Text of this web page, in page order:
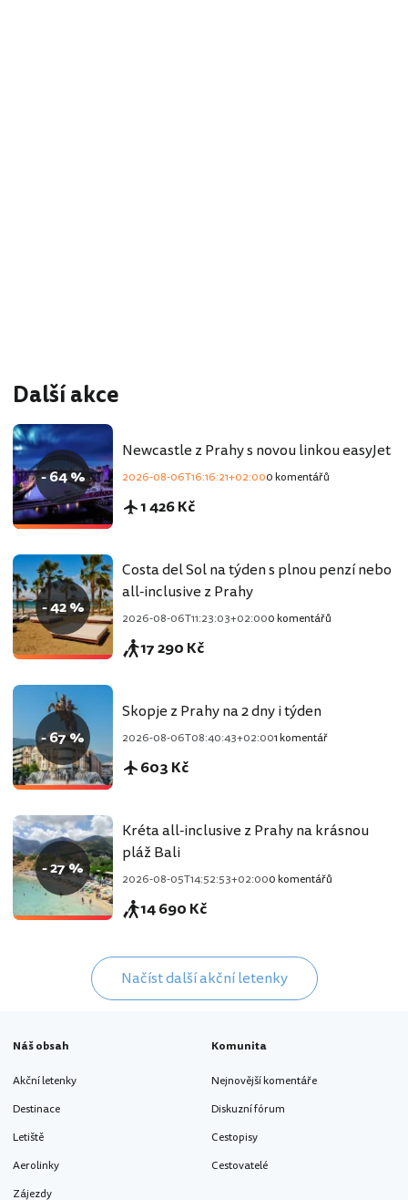
Další akce
- 64 %
Newcastle z Prahy s novou linkou easyJet
2026-08-06T16:16:21+02:000 komentářů
1 426 Kč
- 42 %
Costa del Sol na týden s plnou penzí nebo
all-inclusive z Prahy
2026-08-06T11:23:03+02:000 komentářů
17 290 Kč
- 67 %
Skopje z Prahy na 2 dny i týden
2026-08-06T08:40:43+02:001 komentář
603 Kč
- 27 %
Kréta all-inclusive z Prahy na krásnou
pláž Bali
2026-08-05T14:52:53+02:000 komentářů
14 690 Kč
Načíst další akční letenky
Náš obsah
Akční letenky
Destinace
Letiště
Aerolinky
Zájezdy
Komunita
Nejnovější komentáře
Diskuzní fórum
Cestopisy
Cestovatelé